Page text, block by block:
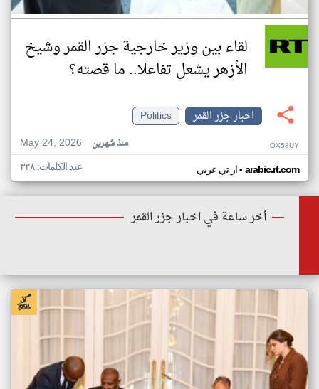
لقاء بين وزير خارجية جزر القمر وشيخ
الأزهر يشعل تفاعلا.. ما قصته؟
اخبار جزر القمر
Politics
May 24, 2026
منذ شهرين OX58UY
ار تي عربي• arabic.rt.com عدد الكلمات: ٣٢٨
أخر ساعة في اخبار جزر القمر